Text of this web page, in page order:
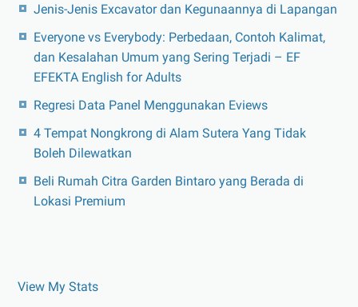
Jenis-Jenis Excavator dan Kegunaannya di Lapangan
Everyone vs Everybody: Perbedaan, Contoh Kalimat,
dan Kesalahan Umum yang Sering Terjadi – EF
EFEKTA English for Adults
Regresi Data Panel Menggunakan Eviews
4 Tempat Nongkrong di Alam Sutera Yang Tidak
Boleh Dilewatkan
Beli Rumah Citra Garden Bintaro yang Berada di
Lokasi Premium
View My Stats